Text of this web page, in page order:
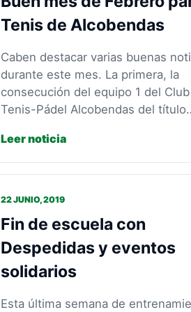
Tenis de Alcobendas
Caben destacar varias buenas
durante este mes. La primera, la
consecución del equipo 1 del
Tenis-Pádel Alcobendas del
Leer noticia
22 JUNIO, 2019
Fin de escuela con
Despedidas y eventos
solidarios
Esta última semana de